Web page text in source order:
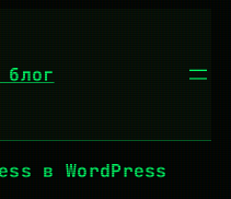
в WordPress